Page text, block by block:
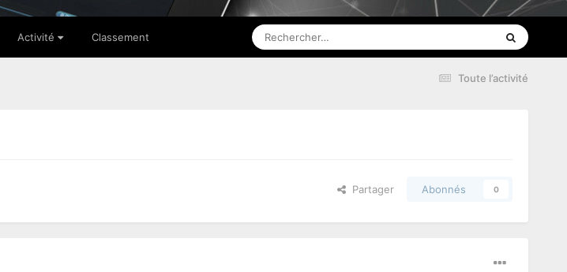
Activité Classement
Toute l’activité
Partager Abonnés 0